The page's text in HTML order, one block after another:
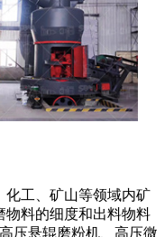
化工、矿山等领域内矿
物料的细度和出料物料
压悬辊磨粉机、高压微